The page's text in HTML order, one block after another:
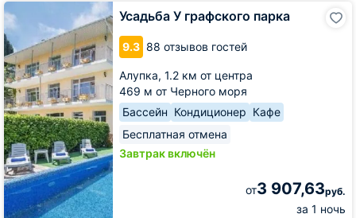
Усадьба У графского парка
9.3 88 отзывов гостей
Алупка, 1.2 км от центра
469 м от Черного моря
Бассейн Кондиционер Кафе
Бесплатная отмена
Завтрак включён
от3 907,63руб.
за 1 ночь
Усадьба
графского
парка